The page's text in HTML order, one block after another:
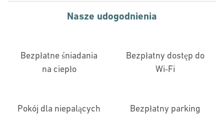
Nasze udogodnienia
Bezpłatne śniadania
na ciepło
Bezpłatny dostęp do
Wi‑Fi
Pokój dla niepalących Bezpłatny parking